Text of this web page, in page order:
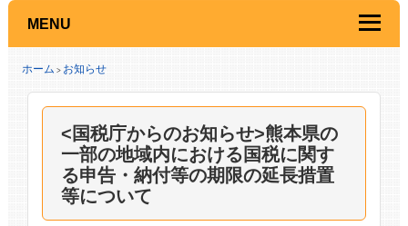
MENU
ホーム > お知らせ
<国税庁からのお知らせ>熊本県の
一部の地域内における国税に関す
る申告・納付等の期限の延長措置
等について